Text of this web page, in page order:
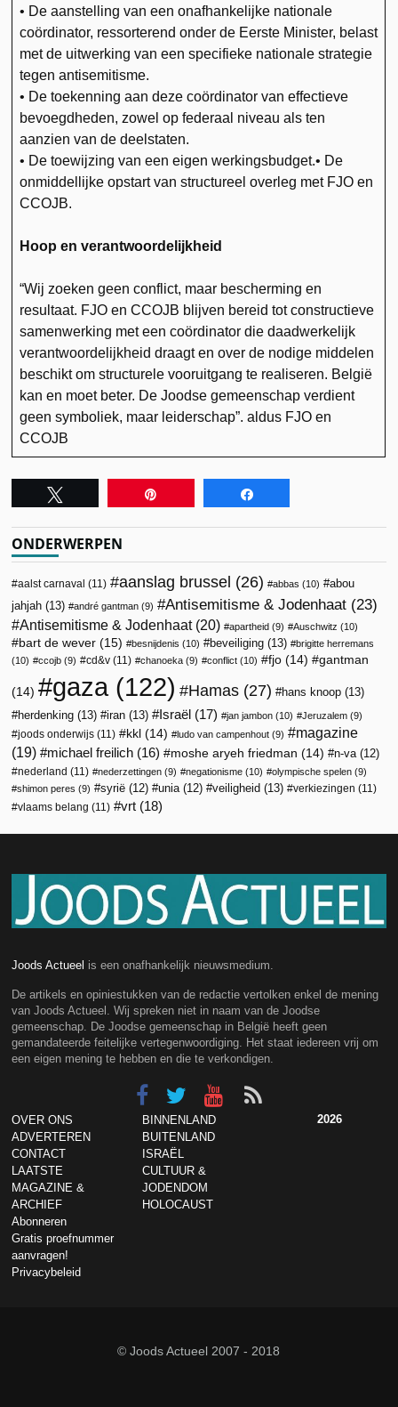
• De aanstelling van een onafhankelijke nationale
coördinator, ressorterend onder de Eerste Minister, belast
met de uitwerking van een specifieke nationale strategie
tegen antisemitisme.
• De toekenning aan deze coördinator van effectieve
bevoegdheden, zowel op federaal niveau als ten
aanzien van de deelstaten.
• De toewijzing van een eigen werkingsbudget.• De
onmiddellijke opstart van structureel overleg met FJO en
CCOJB.
Hoop en verantwoordelijkheid
“Wij zoeken geen conflict, maar bescherming en
resultaat. FJO en CCOJB blijven bereid tot constructieve
samenwerking met een coördinator die daadwerkelijk
verantwoordelijkheid draagt en over de nodige middelen
beschikt om structurele vooruitgang te realiseren. België
kan en moet beter. De Joodse gemeenschap verdient
geen symboliek, maar leiderschap”. aldus FJO en
CCOJB
ONDERWERPEN
aalst carnaval (11) aanslag brussel (26) abbas (10)
abou
jahjah (13) andré gantman (9) Antisemitisme & Jodenhaat (23)
Antisemitisme & Jodenhaat(20) apartheid (9) Auschwitz (10)
bart de wever (15) besnijdenis (10) beveiliging (13)
brigitte herremans
(10)
ccojb (9) cd&v (11) chanoeka (9) conflict (10) fjo (14) gantman
(14) gaza(122) Hamas (27) hans knoop (13)
herdenking (13) iran (13) Israël (17) jan jambon (10) Jeruzalem (9)
joods onderwijs (11) kkl (14) ludo van campenhout (9)
magazine
(19)
michael freilich (16) moshe aryeh friedman (14) n-va(12)
nederland (11) nederzettingen (9) negationisme (10) olympische spelen (9)
shimon peres (9) syrië (12) unia(12) veiligheid (13) verkiezingen (11)
vlaams belang (11) vrt (18)
Joods Actueel is een onafhankelijk nieuwsmedium.
De artikels en opiniestukken van de redactie vertolken enkel de mening
van Joods Actueel. Wij spreken niet in naam van de Joodse
gemeenschap. De Joodse gemeenschap in België heeft geen
gemandateerde feitelijke vertegenwoordiging. Het staat iedereen vrij om
een eigen mening te hebben en die te verkondigen.
OVER ONS
ADVERTEREN
CONTACT
LAATSTE
MAGAZINE &
ARCHIEF
Abonneren
Gratis proefnummer
aanvragen!
Privacybeleid
BINNENLAND
BUITENLAND
ISRAËL
CULTUUR &
JODENDOM
HOLOCAUST
2026
© Joods Actueel 2007 - 2018